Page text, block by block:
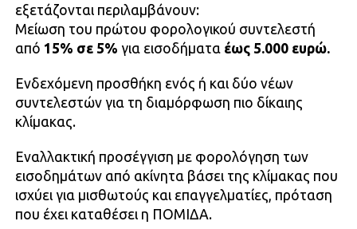
εξετάζονται περιλαμβάνουν:
Μείωση του πρώτου φορολογικού συντελεστή
από 15% σε 5% για εισοδήματα έως 5.000 ευρώ.
Ενδεχόμενη προσθήκη ενός ή και δύο νέων
συντελεστών για τη διαμόρφωση πιο δίκαιης
κλίμακας.
Εναλλακτική προσέγγιση με φορολόγηση των
εισοδημάτων από ακίνητα βάσει της κλίμακας που
ισχύει για μισθωτούς και επαγγελματίες, πρόταση
που έχει καταθέσει η ΠΟΜΙΔΑ.